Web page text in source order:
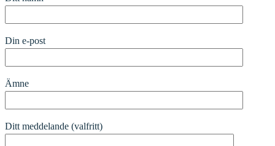
Din e-post
Ämne
Ditt meddelande (valfritt)